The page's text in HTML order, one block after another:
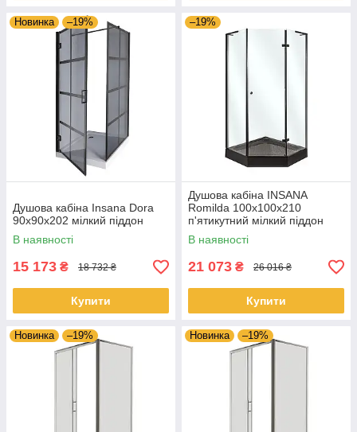
Новинка –19%
Душова кабіна Insana Dora
90x90x202 мілкий піддон
В наявності
15 173 ₴ 18 732 ₴
Купити
–19%
Душова кабіна INSANA
Romilda 100x100x210
п'ятикутний мілкий піддон
В наявності
21 073 ₴ 26 016 ₴
Купити
Новинка –19% Новинка –19%